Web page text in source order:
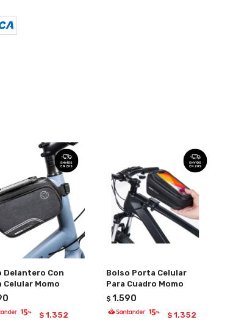
Delantero Con
Celular Momo
$ 1.352
Bolso Porta Celular
Para Cuadro Momo
$ 1.590
$ 1.352